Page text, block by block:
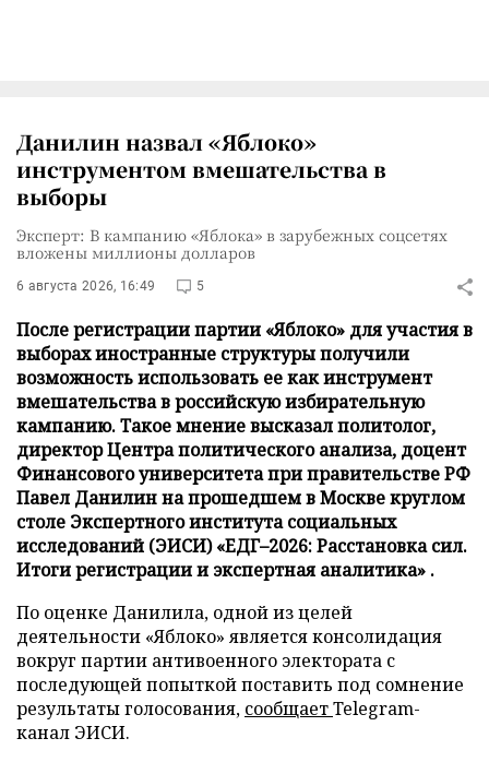
Данилин назвал «Яблоко»
инструментом вмешательства в
выборы
Эксперт: В кампанию «Яблока» в зарубежных соцсетях
вложены миллионы долларов
6 августа 2026, 16:49 5
После регистрации партии «Яблоко» для участия в
выборах иностранные структуры получили
возможность использовать ее как инструмент
вмешательства в российскую избирательную
кампанию. Такое мнение высказал политолог,
директор Центра политического анализа, доцент
Финансового университета при правительстве РФ
Павел Данилин на прошедшем в Москве круглом
столе Экспертного института социальных
исследований (ЭИСИ) «ЕДГ–2026: Расстановка сил.
Итоги регистрации и экспертная аналитика» .
По оценке Данилила, одной из целей
деятельности «Яблоко» является консолидация
вокруг партии антивоенного электората с
последующей попыткой поставить под сомнение
результаты голосования, сообщаетTelegram-
канал ЭИСИ.